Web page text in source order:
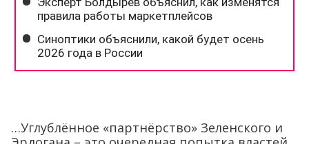
…Углублённое «партнёрство» Зеленского и